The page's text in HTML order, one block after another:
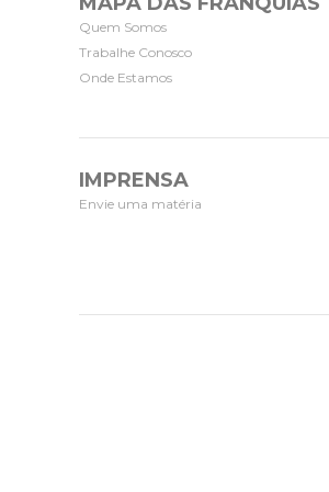
Quem Somos
Trabalhe Conosco
Onde Estamos
IMPRENSA
Envie uma matéria